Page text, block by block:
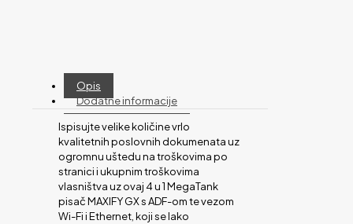
Opis
Dodatne informacije
Ispisujte velike količine vrlo
kvalitetnih poslovnih dokumenata uz
ogromnu uštedu na troškovima po
stranici i ukupnim troškovima
vlasništva uz ovaj 4 u 1 MegaTank
pisač MAXIFY GX s ADF-om te vezom
Wi-Fi i Ethernet, koji se lako